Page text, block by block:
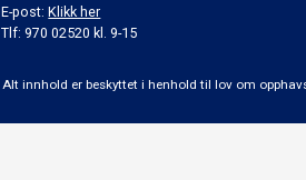
E-post:Klikk her
Tlf: 970 02520 kl. 9-15
Alt innhold er beskyttet i henhold til lov om